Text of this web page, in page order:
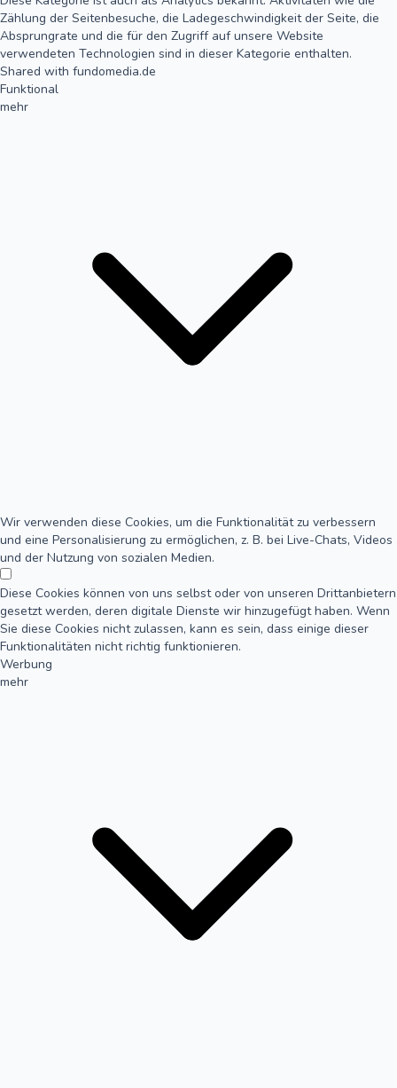
Zählung der Seitenbesuche, die Ladegeschwindigkeit der Seite, die
Absprungrate und die für den Zugriff auf unsere Website
verwendeten Technologien sind in dieser Kategorie enthalten.
Shared with fundomedia.de
Funktional
mehr
Wir verwenden diese Cookies, um die Funktionalität zu verbessern
und eine Personalisierung zu ermöglichen, z. B. bei Live-Chats, Videos
und der Nutzung von sozialen Medien.
Diese Cookies können von uns selbst oder von unseren Drittanbietern
gesetzt werden, deren digitale Dienste wir hinzugefügt haben. Wenn
Sie diese Cookies nicht zulassen, kann es sein, dass einige dieser
Funktionalitäten nicht richtig funktionieren.
Werbung
mehr